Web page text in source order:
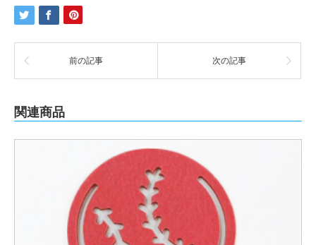
前の記事 次の記事
関連商品